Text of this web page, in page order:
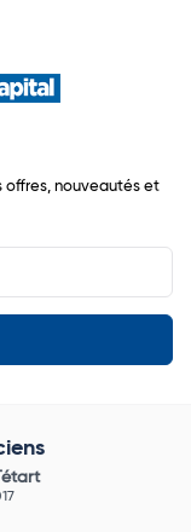
offres, nouveautés et